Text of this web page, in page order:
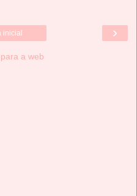
›
inicial
a web